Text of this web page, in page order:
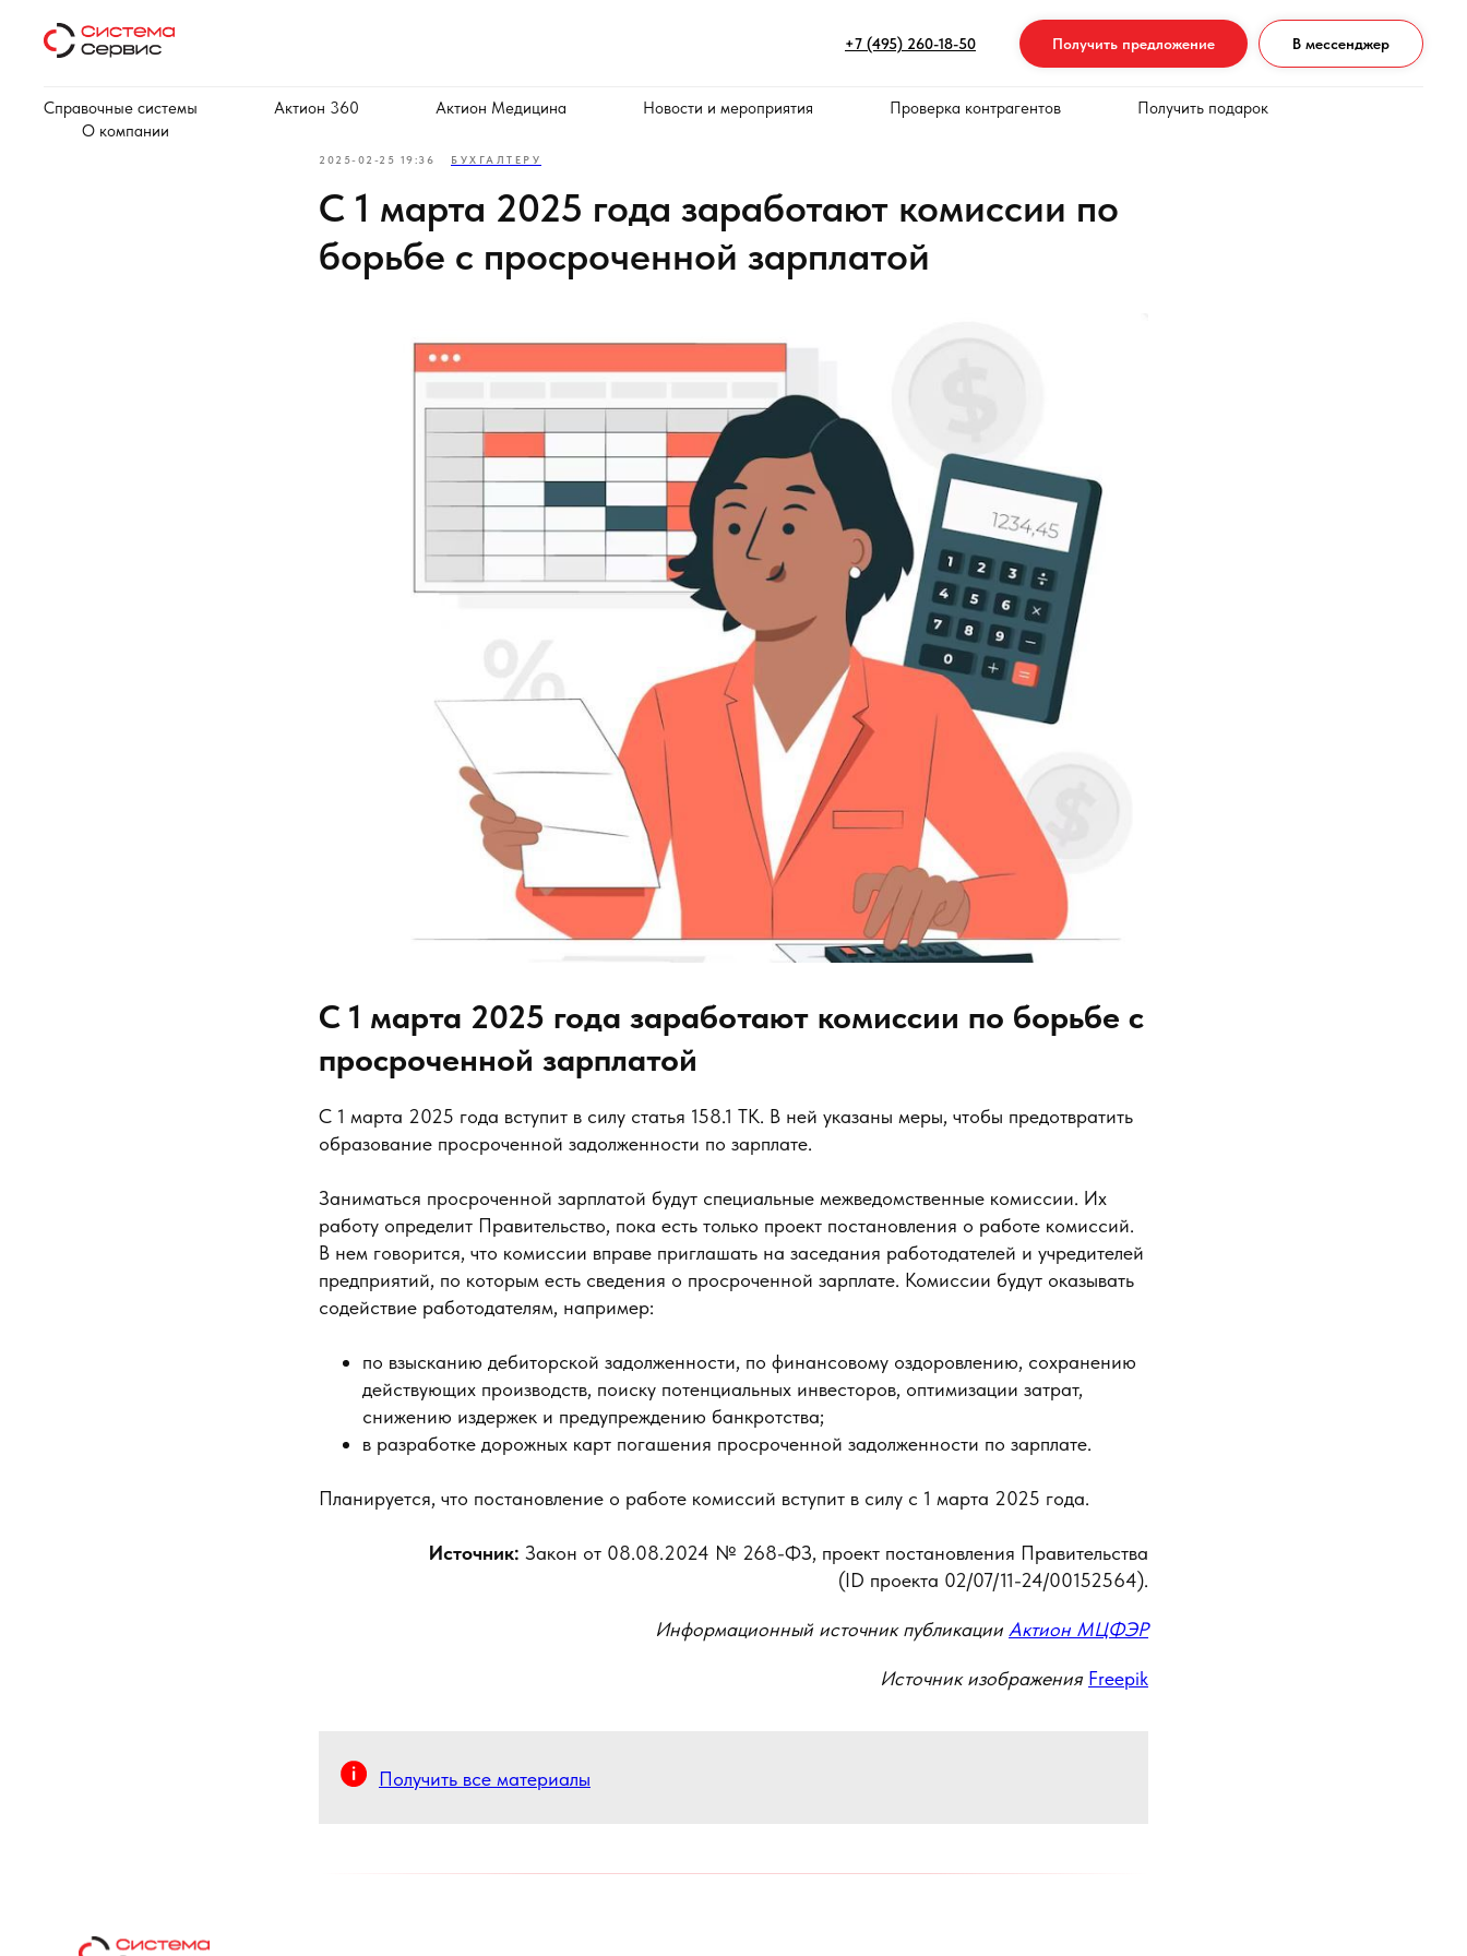
+7 (495) 260-18-50 Получить предложение В мессенджер
Справочные системы Актион 360 Актион Медицина Новости и мероприятия Проверка контрагентов
Получить подарок
О компании
2025-02-25 19:36 БУХГАЛТЕРУ
С 1 марта 2025 года заработают комиссии по
борьбе с просроченной зарплатой
С 1 марта 2025 года заработают комиссии по борьбе с
просроченной зарплатой
С 1 марта 2025 года вступит в силу статья 158.1 ТК. В ней указаны меры, чтобы предотвратить
образование просроченной задолженности по зарплате.
Заниматься просроченной зарплатой будут специальные межведомственные комиссии. Их
работу определит Правительство, пока есть только проект постановления о работе комиссий.
В нем говорится, что комиссии вправе приглашать на заседания работодателей и учредителей
предприятий, по которым есть сведения о просроченной зарплате. Комиссии будут оказывать
содействие работодателям, например:
по взысканию дебиторской задолженности, по финансовому оздоровлению, сохранению
действующих производств, поиску потенциальных инвесторов, оптимизации затрат,
снижению издержек и предупреждению банкротства;
в разработке дорожных карт погашения просроченной задолженности по зарплате.
Планируется, что постановление о работе комиссий вступит в силу с 1 марта 2025 года.
Источник: Закон от 08.08.2024 № 268-ФЗ, проект постановления Правительства
(ID проекта 02/07/11-24/00152564).
Информационный источник публикации Актион МЦФЭР
Источник изображения Freepik
Получить все материалы